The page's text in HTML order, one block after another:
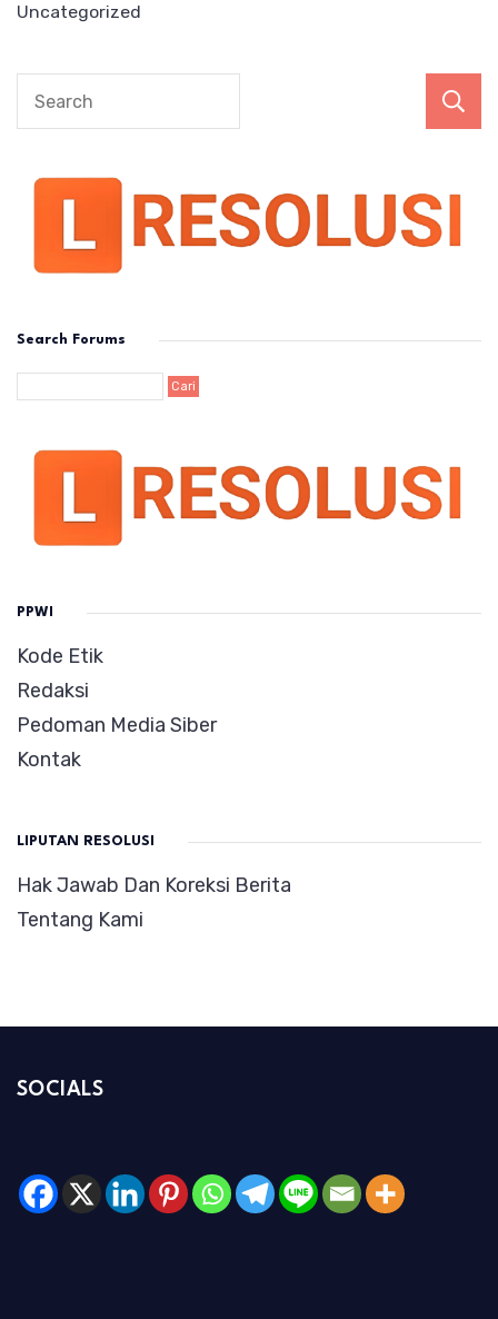
Uncategorized
Search Forums
PPWI
Kode Etik
Redaksi
Pedoman Media Siber
Kontak
LIPUTAN RESOLUSI
Hak Jawab Dan Koreksi Berita
Tentang Kami
SOCIALS